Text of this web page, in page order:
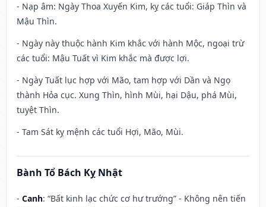
- Nạp âm: Ngày Thoa Xuyến Kim, kỵ các tuổi: Giáp Thìn và
Mậu Thìn.
- Ngày này thuộc hành Kim khắc với hành Mộc, ngoại trừ
các tuổi: Mậu Tuất vì Kim khắc mà được lợi.
- Ngày Tuất lục hợp với Mão, tam hợp với Dần và Ngọ
thành Hỏa cục. Xung Thìn, hình Mùi, hại Dậu, phá Mùi,
tuyệt Thìn.
- Tam Sát kỵ mệnh các tuổi Hợi, Mão, Mùi.
Bành Tổ Bách Kỵ Nhật
- Canh: “Bất kinh lạc chức cơ hư trướng” - Không nên tiến